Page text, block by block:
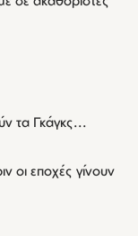
τα Γκάγκς...
οι εποχές γίνουν